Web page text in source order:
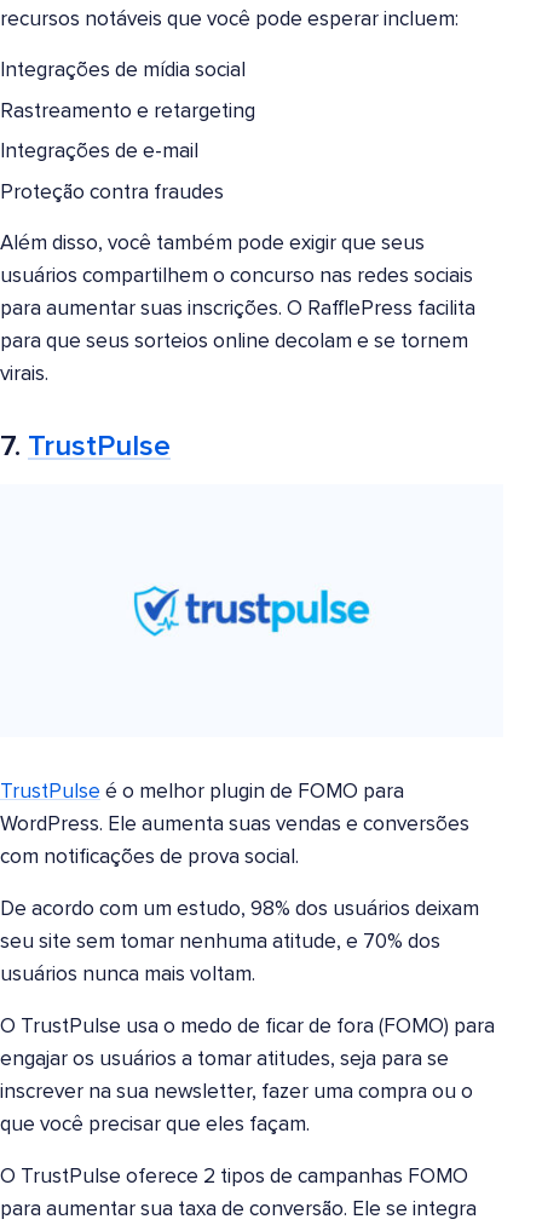
recursos notáveis que você pode esperar incluem:
Integrações de mídia social
Rastreamento e retargeting
Integrações de e-mail
Proteção contra fraudes
Além disso, você também pode exigir que seus
usuários compartilhem o concurso nas redes sociais
para aumentar suas inscrições. O RafflePress facilita
para que seus sorteios online decolam e se tornem
virais.
7. TrustPulse
TrustPulse é o melhor plugin de FOMO para
WordPress. Ele aumenta suas vendas e conversões
com notificações de prova social.
De acordo com um estudo, 98% dos usuários deixam
seu site sem tomar nenhuma atitude, e 70% dos
usuários nunca mais voltam.
O TrustPulse usa o medo de ficar de fora (FOMO) para
engajar os usuários a tomar atitudes, seja para se
inscrever na sua newsletter, fazer uma compra ou o
que você precisar que eles façam.
O TrustPulse oferece 2 tipos de campanhas FOMO
para aumentar sua taxa de conversão. Ele se integra